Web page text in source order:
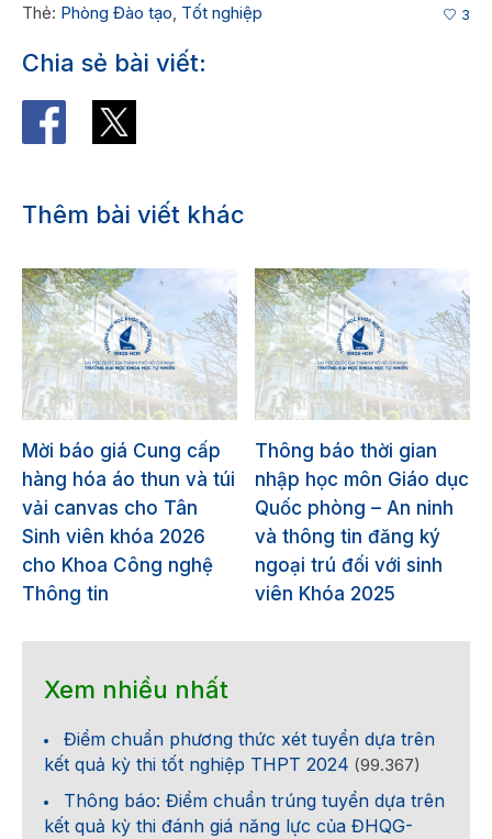
Thẻ: Phòng Đào tạo, Tốt nghiệp 3
Chia sẻ bài viết:
Thêm bài viết khác
Mời báo giá Cung cấp
hàng hóa áo thun và túi
vải canvas cho Tân
Sinh viên khóa 2026
cho Khoa Công nghệ
Thông tin
Thông báo thời gian
nhập học môn Giáo dục
Quốc phòng – An ninh
và thông tin đăng ký
ngoại trú đối với sinh
viên Khóa 2025
Xem nhiều nhất
Điểm chuẩn phương thức xét tuyển dựa trên
kết quả kỳ thi tốt nghiệp THPT 2024 (99.367)
Thông báo: Điểm chuẩn trúng tuyển dựa trên
kết quả kỳ thi đánh giá năng lực của ĐHQG-